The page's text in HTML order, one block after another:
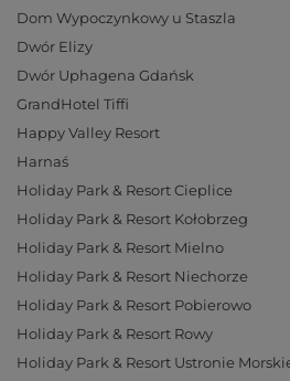
Dom Wypoczynkowy u Staszla
Dwór Elizy
Dwór Uphagena Gdańsk
GrandHotel Tiffi
Happy Valley Resort
Harnaś
Holiday Park & Resort Cieplice
Holiday Park & Resort Kołobrzeg
Holiday Park & Resort Mielno
Holiday Park & Resort Niechorze
Holiday Park & Resort Pobierowo
Holiday Park & Resort Rowy
Holiday Park & Resort Ustronie